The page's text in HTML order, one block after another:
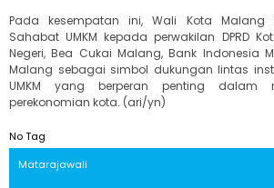
Pada kesempatan ini, Wali Kota Malang
Sahabat UMKM kepada perwakilan DPRD
Negeri, Bea Cukai Malang, Bank Indonesia
Malang sebagai simbol dukungan lintas
UMKM yang berperan penting dalam
perekonomian kota. (ari/yn)
No Tag
Matarajawali